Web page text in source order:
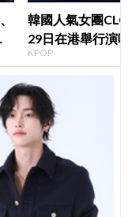
韓國人氣女團CLC
29日在港舉行演
KPOP